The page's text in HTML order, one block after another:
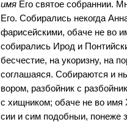
имя Его святое собраннии.
Его. Собирались некогда
фарисейскими, обаче не во
собирались Ирод и
бесчестие, на укоризну, на
соглашаяся. Собираются и
вором, разбойник с
с хищником; обаче не во имя
сии и сим подобныи, понеже